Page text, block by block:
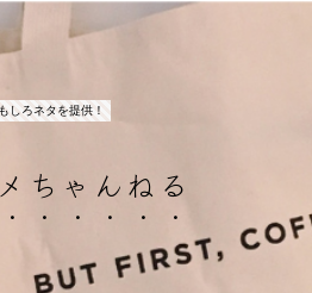
しろネタを提供！
ちゃんねる